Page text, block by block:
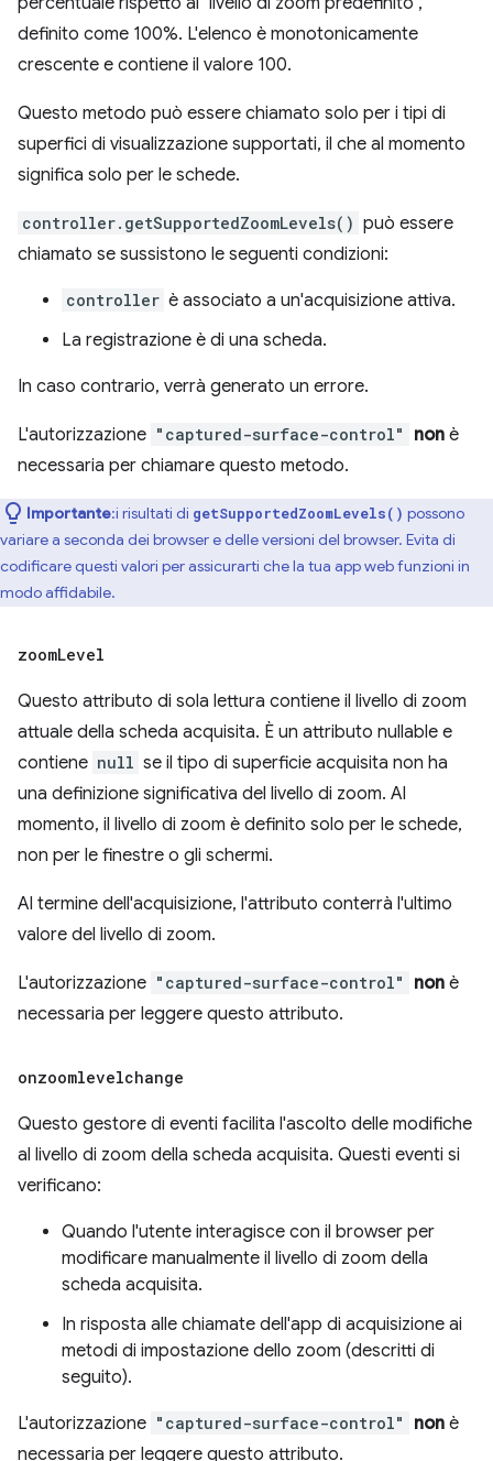
definito come 100%. L'elenco è monotonicamente
crescente e contiene il valore 100.
Questo metodo può essere chiamato solo per i tipi di
superfici di visualizzazione supportati, il che al momento
significa solo per le schede.
controller.getSupportedZoomLevels() può essere
chiamato se sussistono le seguenti condizioni:
controller è associato a un'acquisizione attiva.
La registrazione è di una scheda.
In caso contrario, verrà generato un errore.
L'autorizzazione "captured-surface-control" non è
necessaria per chiamare questo metodo.
Importante:i risultati di getSupportedZoomLevels() possono
variare a seconda dei browser e delle versioni del browser. Evita di
codificare questi valori per assicurarti che la tua app web funzioni in
modo affidabile.
zoomLevel
Questo attributo di sola lettura contiene il livello di zoom
attuale della scheda acquisita. È un attributo nullable e
contiene null se il tipo di superficie acquisita non ha
una definizione significativa del livello di zoom. Al
momento, il livello di zoom è definito solo per le schede,
non per le finestre o gli schermi.
Al termine dell'acquisizione, l'attributo conterrà l'ultimo
valore del livello di zoom.
L'autorizzazione "captured-surface-control" non è
necessaria per leggere questo attributo.
onzoomlevelchange
Questo gestore di eventi facilita l'ascolto delle modifiche
al livello di zoom della scheda acquisita. Questi eventi si
verificano:
Quando l'utente interagisce con il browser per
modificare manualmente il livello di zoom della
scheda acquisita.
In risposta alle chiamate dell'app di acquisizione ai
metodi di impostazione dello zoom (descritti di
seguito).
L'autorizzazione "captured-surface-control" non è
necessaria per leggere questo attributo.